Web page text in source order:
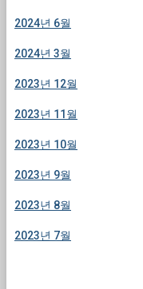
2024년 6월
2024년 3월
2023년 12월
2023년 11월
2023년 10월
2023년 9월
2023년 8월
2023년 7월